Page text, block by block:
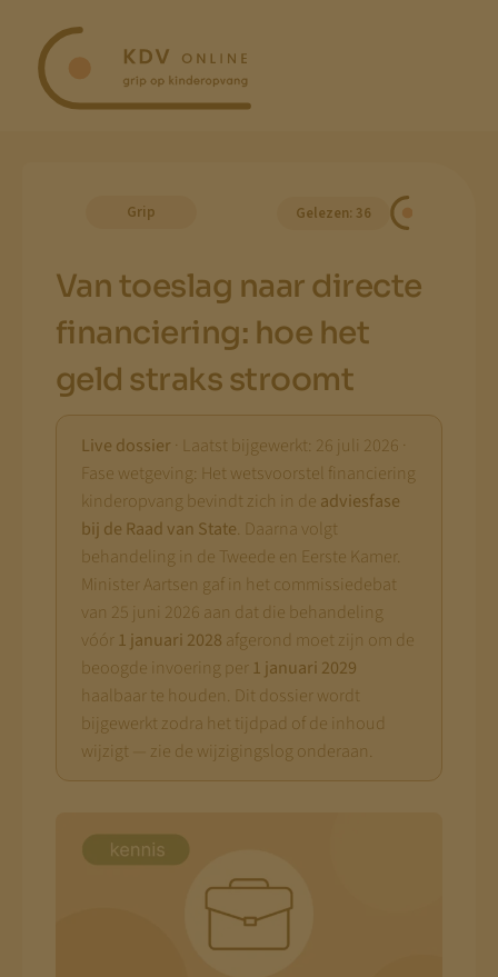
inhoud
Grip Gelezen: 36
Van toeslag naar directe
financiering: hoe het
geld straks stroomt
Live dossier · Laatst bijgewerkt: 26 juli 2026 ·
Fase wetgeving: Het wetsvoorstel financiering
kinderopvang bevindt zich in de adviesfase
bij de Raad van State. Daarna volgt
behandeling in de Tweede en Eerste Kamer.
Minister Aartsen gaf in het commissiedebat
van 25 juni 2026 aan dat die behandeling
vóór1 januari 2028 afgerond moet zijn om de
beoogde invoering per1 januari 2029
haalbaar te houden. Dit dossier wordt
bijgewerkt zodra het tijdpad of de inhoud
wijzigt — zie de wijzigingslog onderaan.